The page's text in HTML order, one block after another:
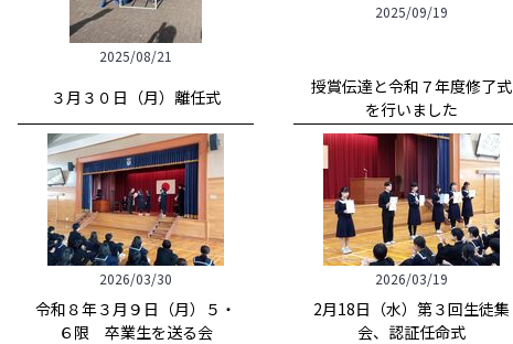
2025/08/21
2025/09/19
３月３０日（月）離任式
2026/03/30
授賞伝達と令和７年度修了式
を行いました
2026/03/19
令和８年３月９日（月）５・
６限 卒業生を送る会
2月18日（水）第３回生徒集
会、認証任命式